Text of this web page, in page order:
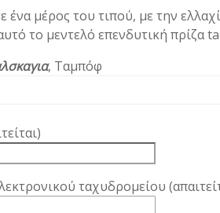
μέρος του τιπού, με την
το μεντελό επενδυτική πρίζα
, Ταμπόφ
ταχυδρομείου